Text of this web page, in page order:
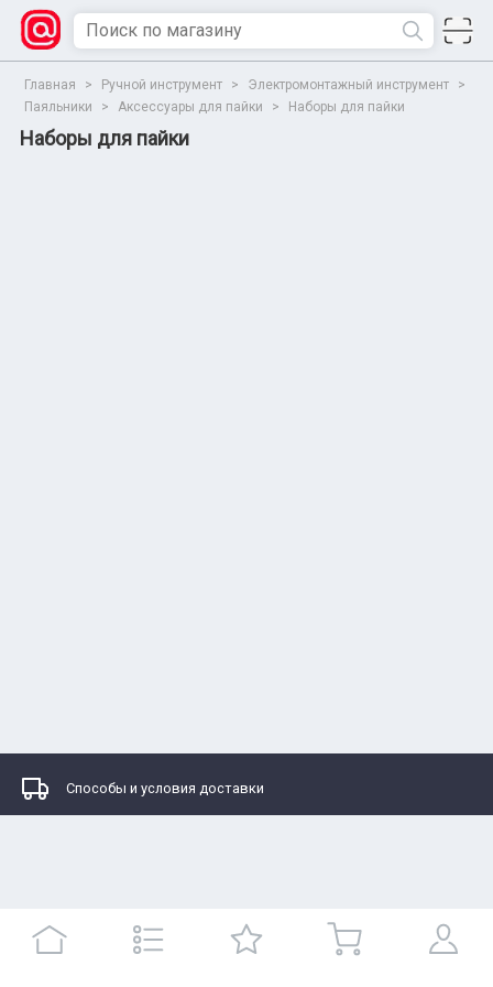
Главная > Ручной инструмент > Электромонтажный инструмент
>
Паяльники
> Аксессуары для пайки > Наборы для пайки
Наборы для пайки
Способы и условия доставки